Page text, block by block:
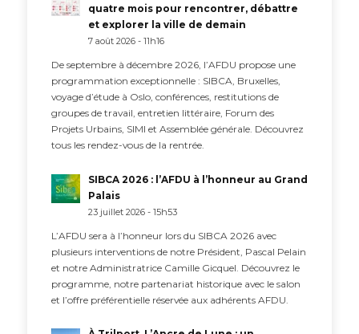
quatre mois pour rencontrer, débattre
et explorer la ville de demain
7 août 2026 - 11h16
De septembre à décembre 2026, l’AFDU propose une
programmation exceptionnelle : SIBCA, Bruxelles,
voyage d’étude à Oslo, conférences, restitutions de
groupes de travail, entretien littéraire, Forum des
Projets Urbains, SIMI et Assemblée générale. Découvrez
tous les rendez-vous de la rentrée.
SIBCA 2026 : l’AFDU à l’honneur au Grand
Palais
23 juillet 2026 - 15h53
L’AFDU sera à l’honneur lors du SIBCA 2026 avec
plusieurs interventions de notre Président, Pascal Pelain
et notre Administratrice Camille Gicquel. Découvrez le
programme, notre partenariat historique avec le salon
et l’offre préférentielle réservée aux adhérents AFDU.